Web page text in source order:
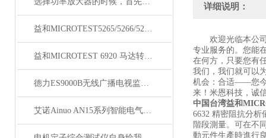
益和MICROTEST5265/5266/5267变压器测试仪
益和MICROTEST 6920 马达转子测试系统
德力ES9000B无线广播电视监测车系统
艾诺Ainuo AN15系列智能电气安全性能综合分析仪
详细说明：
欢迎光临本公司
专业服务的。您能
在何方，只要您有
我们，我们就可以
机会：合适——您
来！米恩科技，
中国台湾益和
6632 精密阻抗分析
階段測量。可在不
動元件生產時進行